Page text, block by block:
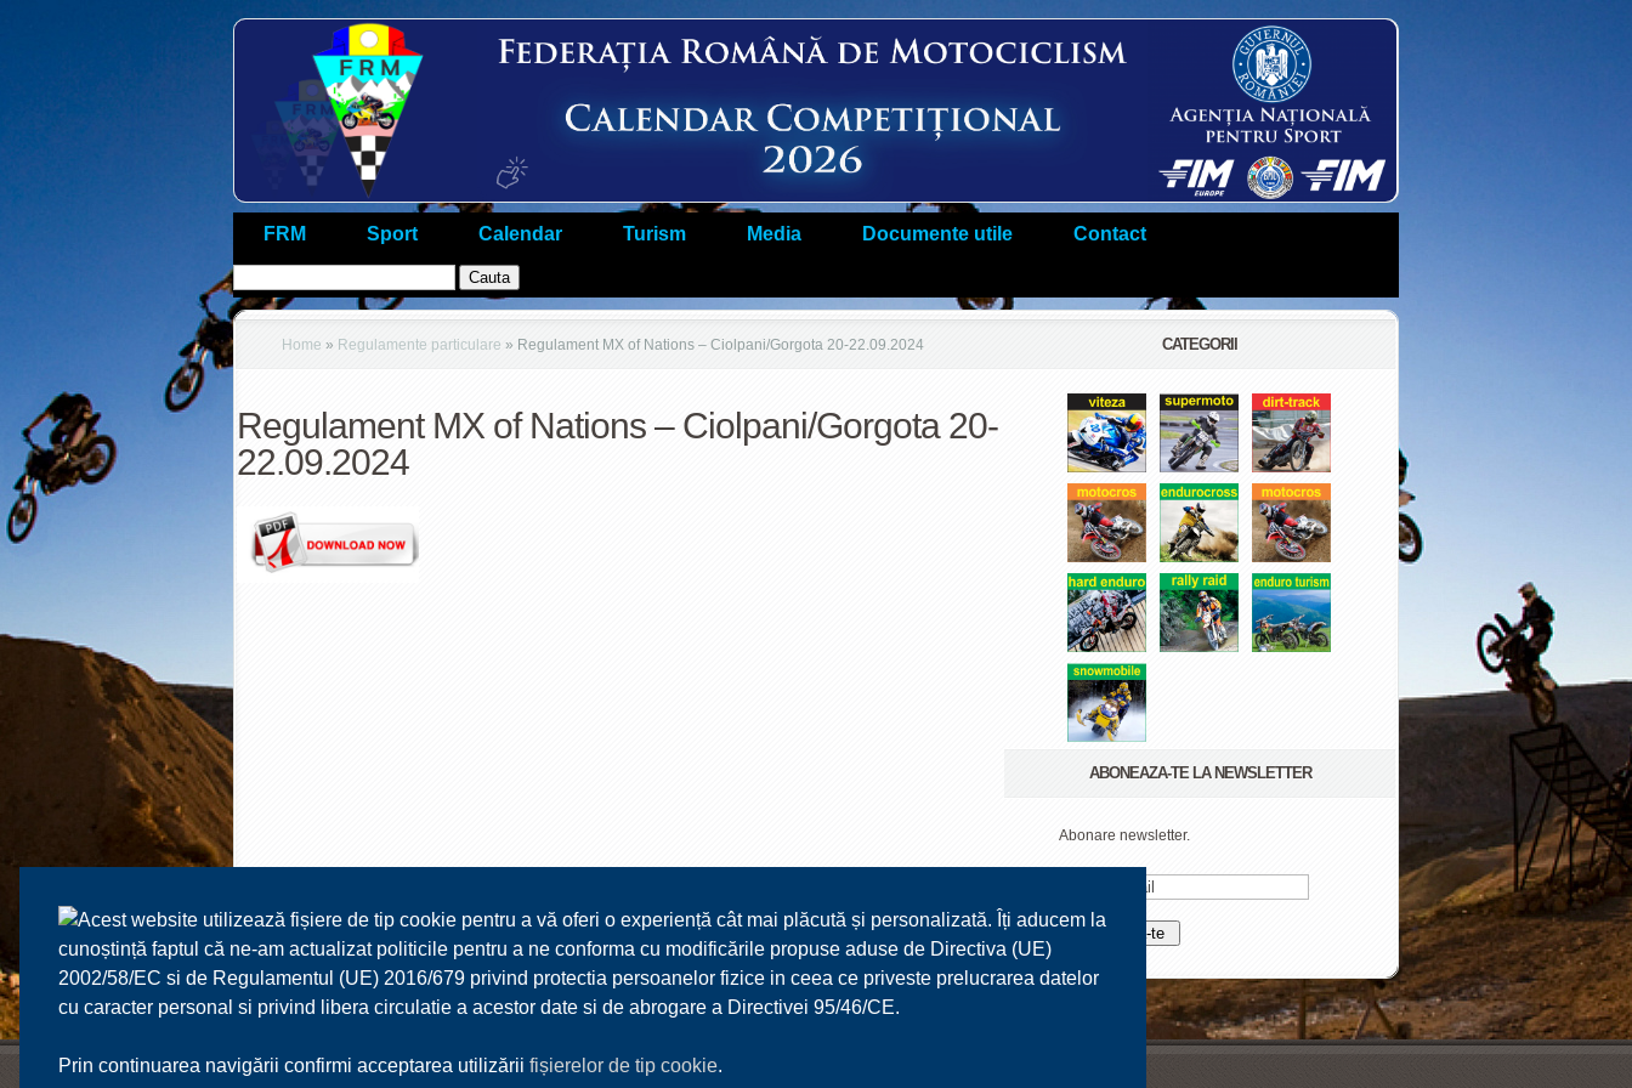
Acest website utilizează fișiere de tip cookie pentru a vă oferi o experiență cât mai plăcută și personalizată. Îți aducem la
cunoștință faptul că ne-am actualizat politicile pentru a ne conforma cu modificările propuse aduse de Directiva (UE)
2002/58/EC si de Regulamentul (UE) 2016/679 privind protectia persoanelor fizice in ceea ce priveste prelucrarea datelor
cu caracter personal si privind libera circulatie a acestor date si de abrogare a Directivei 95/46/CE.
Prin continuarea navigării confirmi acceptarea utilizării fișierelor de tip cookie.
FRM Sport Calendar Turism Media Documente utile Contact
Home » Regulamente particulare » Regulament MX of Nations – Ciolpani/Gorgota 20-22.09.2024
Regulament MX of Nations – Ciolpani/Gorgota 20-
22.09.2024
CATEGORII
ABONEAZA-TE LA NEWSLETTER
Abonare newsletter.